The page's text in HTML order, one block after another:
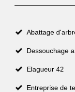
Abattage
Dessouchage
Elagueur 42
Entreprise de